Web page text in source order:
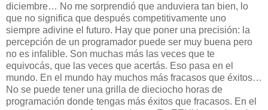
diciembre… No me sorprendió que anduviera tan bien, lo
que no significa que después competitivamente uno
siempre adivine el futuro. Hay que poner una precisión: la
percepción de un programador puede ser muy buena pero
no es infalible. Son muchas más las veces que te
equivocás, que las veces que acertás. Eso pasa en el
mundo. En el mundo hay muchos más fracasos que éxitos…
No se puede tener una grilla de dieciocho horas de
programación donde tengas más éxitos que fracasos. En el